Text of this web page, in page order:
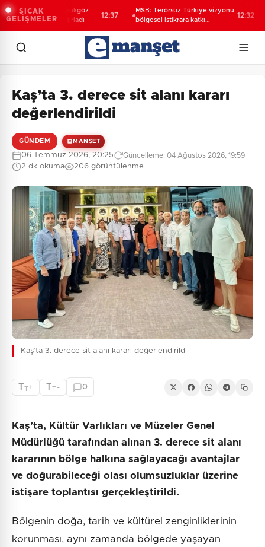
SICAK
GELİŞMELER
Başkan Büyükgöz
şampiyonlarını ağırladı
12:37
MSB: Terörsüz Türkiye vizyonu
bölgesel istikrara katkı
12:32
Kaş’ta 3. derece sit alanı kararı
değerlendirildi
GÜNDEM MANŞET
06 Temmuz 2026, 20:25 Güncelleme: 04 Ağustos 2026, 19:59
2 dk okuma 206 görüntülenme
Kaş’ta 3. derece sit alanı kararı değerlendirildi
TT+ TT - 0
Kaş’ta, Kültür Varlıkları ve Müzeler Genel
Müdürlüğü tarafından alınan 3. derece sit alanı
kararının bölge halkına sağlayacağı avantajlar
ve doğurabileceği olası olumsuzluklar üzerine
istişare toplantısı gerçekleştirildi.
Bölgenin doğa, tarih ve kültürel zenginliklerinin
korunması, aynı zamanda bölgede yaşayan